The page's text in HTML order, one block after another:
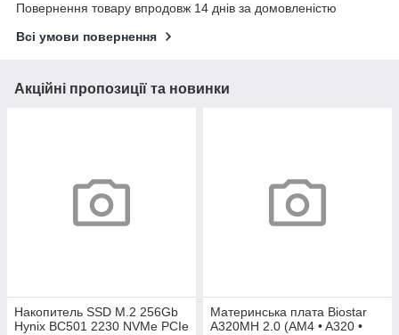
Повернення товару впродовж 14 днів за домовленістю
Всі умови повернення
Акційні пропозиції та новинки
Накопитель SSD M.2 256Gb
Hynix BC501 2230 NVMe PCIe
Материнська плата Biostar
A320MH 2.0 (AM4 • A320 •